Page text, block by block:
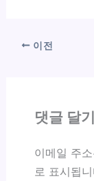
이전
댓글 달기
이메일 주
로 표시됩